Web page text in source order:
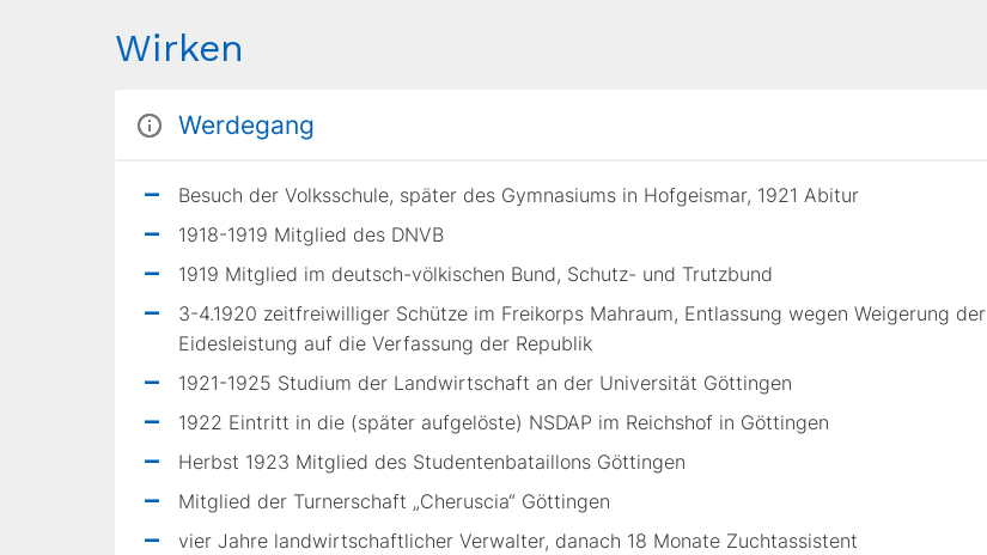
Wirken
Werdegang
Besuch der Volksschule, später des Gymnasiums in Hofgeismar, 1921 Abitur
1918-1919 Mitglied des DNVB
1919 Mitglied im deutsch-völkischen Bund, Schutz- und Trutzbund
3-4.1920 zeitfreiwilliger Schütze im Freikorps Mahraum, Entlassung wegen Weigerung der
Eidesleistung auf die Verfassung der Republik
1921-1925 Studium der Landwirtschaft an der Universität Göttingen
1922 Eintritt in die (später aufgelöste) NSDAP im Reichshof in Göttingen
Herbst 1923 Mitglied des Studentenbataillons Göttingen
Mitglied der Turnerschaft „Cheruscia“ Göttingen
vier Jahre landwirtschaftlicher Verwalter, danach 18 Monate Zuchtassistent